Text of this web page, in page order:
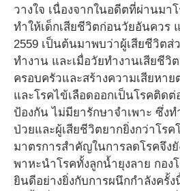
วางใจ เนื่องจากในอดีตที่ผ่านมา
ทำให้เด็กเสียชีวิตก่อนวัยอันควร
2559 เป็นต้นมาพบว่าผู้เสียชีวิต
ทำงาน และเมื่อวัยทำงานเสียชีวิ
ครอบครัวและสร้างความเสียหาย
และโรคไข้เลือดออกเป็นโรคติด
ป้องกัน ไม่มียารักษาจำเพาะ ซึ่ง
ป่วยและผู้เสียชีวิตยากยิ่งกว่าโร
มาตรการสำคัญในการลดโรคจึง
พาหะนำโรคทั้งลูกน้ำยุงลาย กอง
ยินดีอย่างยิ่งกับการผนึกกำลังครั้